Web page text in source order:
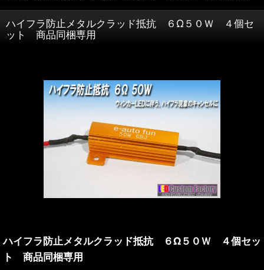
ハイフラ防止メタルクラッド抵抗 ６Ω５０Ｗ ４個セ
ット 商品同梱専用
ハイフラ防止メタルクラッド抵抗 ６Ω５０Ｗ ４個セッ
ト 商品同梱専用